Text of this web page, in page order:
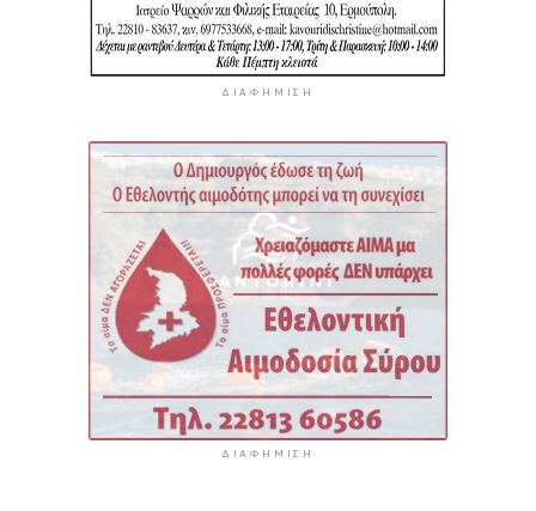
ΔΙΑΦΉΜΙΣΗ
ΔΙΑΦΉΜΙΣΗ